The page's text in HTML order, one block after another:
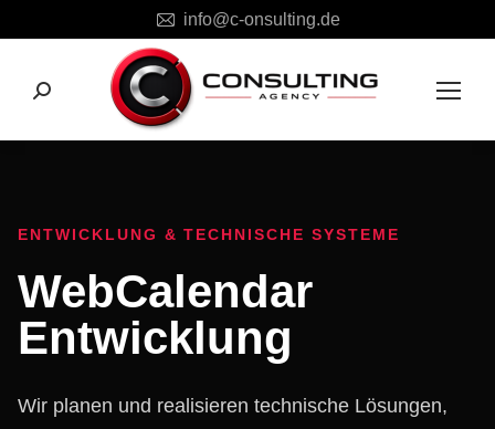
info@c-onsulting.de
Search:
ENTWICKLUNG & TECHNISCHE SYSTEME
WebCalendar
Entwicklung
Wir planen und realisieren technische Lösungen,